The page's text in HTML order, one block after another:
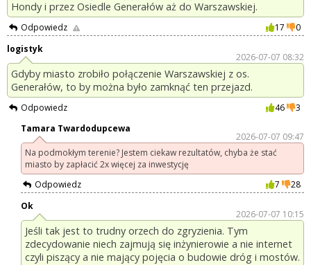
Hondy i przez Osiedle Generałów aż do Warszawskiej.
Odpowiedz 17
0
logistyk
2026-07-07 08:32
Gdyby miasto zrobiło połączenie Warszawskiej z os.
Generałów, to by można było zamknąć ten przejazd.
Odpowiedz 46
3
Tamara Twardodupcewa
2026-07-07 09:47
Na podmokłym terenie? Jestem ciekaw rezultatów, chyba że stać
miasto by zapłacić 2x więcej za inwestycję
Odpowiedz
7
28
Ok
2026-07-07 10:15
Jeśli tak jest to trudny orzech do zgryzienia. Tym
zdecydowanie niech zajmują się inżynierowie a nie internet
czyli piszący a nie mający pojęcia o budowie dróg i mostów.